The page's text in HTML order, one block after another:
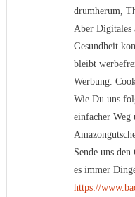
drumherum,
Aber Digitales
Gesundheit
bleibt
Werbung.
Wie Du uns
einfacher Weg
Sende uns
es immer
https://